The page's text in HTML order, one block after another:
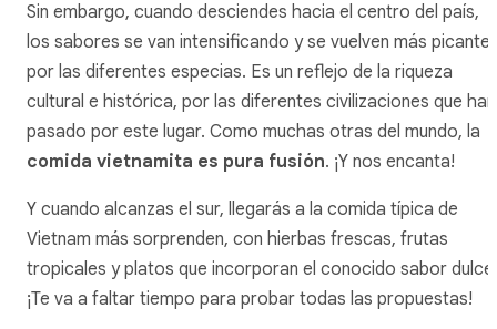
Sin embargo, cuando desciendes hacia el centro del país,
los sabores se van intensificando y se vuelven más
por las diferentes especias. Es un reflejo de la riqueza
cultural e histórica, por las diferentes civilizaciones que han
pasado por este lugar. Como muchas otras del mundo, la
comida vietnamita es pura fusión. ¡Y nos encanta!
Y cuando alcanzas el sur, llegarás a la comida típica de
Vietnam más sorprenden, con hierbas frescas, frutas
tropicales y platos que incorporan el conocido sabor dulce.
¡Te va a faltar tiempo para probar todas las propuestas!